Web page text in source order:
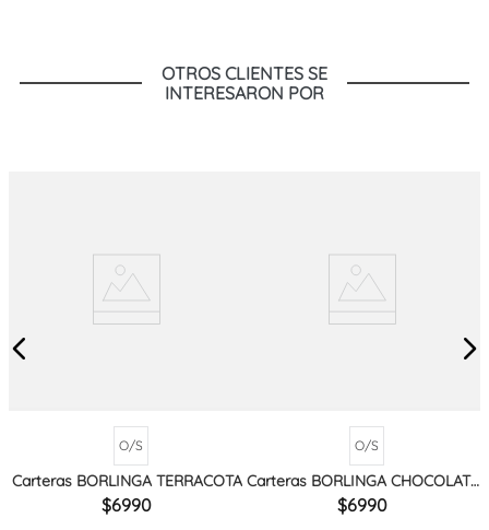
OTROS CLIENTES SE
INTERESARON POR
O/S
Carteras BORLINGA TERRACOTA
6990
O/S
Carteras BORLINGA CHOCOLATE
MIX
6990